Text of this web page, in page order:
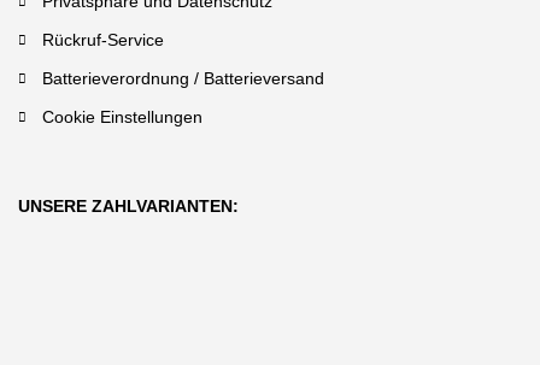
Rückruf-Service
Batterieverordnung / Batterieversand
Cookie Einstellungen
UNSERE ZAHLVARIANTEN: